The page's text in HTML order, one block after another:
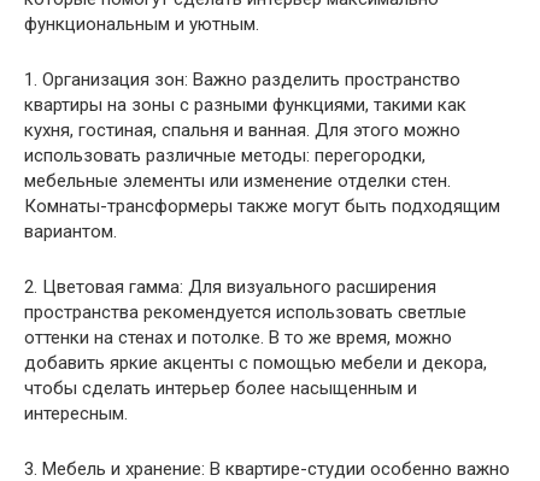
функциональным и уютным.
1. Организация зон: Важно разделить пространство
квартиры на зоны с разными функциями, такими как
кухня, гостиная, спальня и ванная. Для этого можно
использовать различные методы: перегородки,
мебельные элементы или изменение отделки стен.
Комнаты-трансформеры также могут быть подходящим
вариантом.
2. Цветовая гамма: Для визуального расширения
пространства рекомендуется использовать светлые
оттенки на стенах и потолке. В то же время, можно
добавить яркие акценты с помощью мебели и декора,
чтобы сделать интерьер более насыщенным и
интересным.
3. Мебель и хранение: В квартире-студии особенно важно